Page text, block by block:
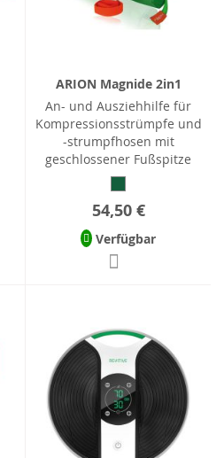
ARION Magnide 2in1
An- und Ausziehhilfe für
Kompressionsstrümpfe und
-strumpfhosen mit
geschlossener Fußspitze
54,50 €
Verfügbar